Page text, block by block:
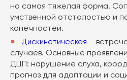
но самая тяжелая форма.
умственной отсталостью и
конечностей.
Дискинетическая –
случаев. Основные
ДЦП: нарушение слуха,
прогноз для адаптации и